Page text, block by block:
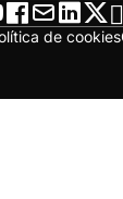
de cookies